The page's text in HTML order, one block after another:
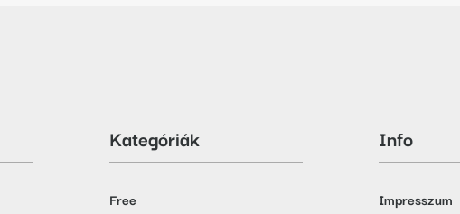
Kategóriák
Free
Info
Impresszum